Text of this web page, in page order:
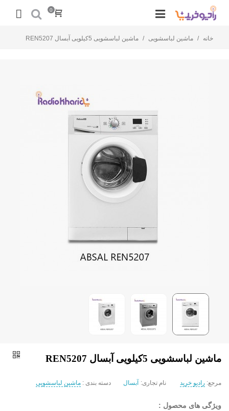
0
خانه / ماشین لباسشویی / ماشین لباسشویی 5کیلویی آبسال REN5207
ماشین لباسشویی 5کیلویی آبسال REN5207
مرجع: رادیو خرید نام تجاری: آبسال دسته بندی : ماشین لباسشویی
ویژگی های محصول :